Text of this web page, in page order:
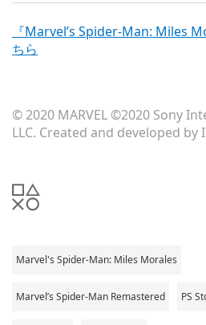
『Marvel’s Spider-Man: Miles
ちら
© 2020 MARVEL ©2020 Sony
LLC. Created and developed by
Marvel's Spider-Man: Miles Morales
Marvel’s Spider-Man Remastered PS